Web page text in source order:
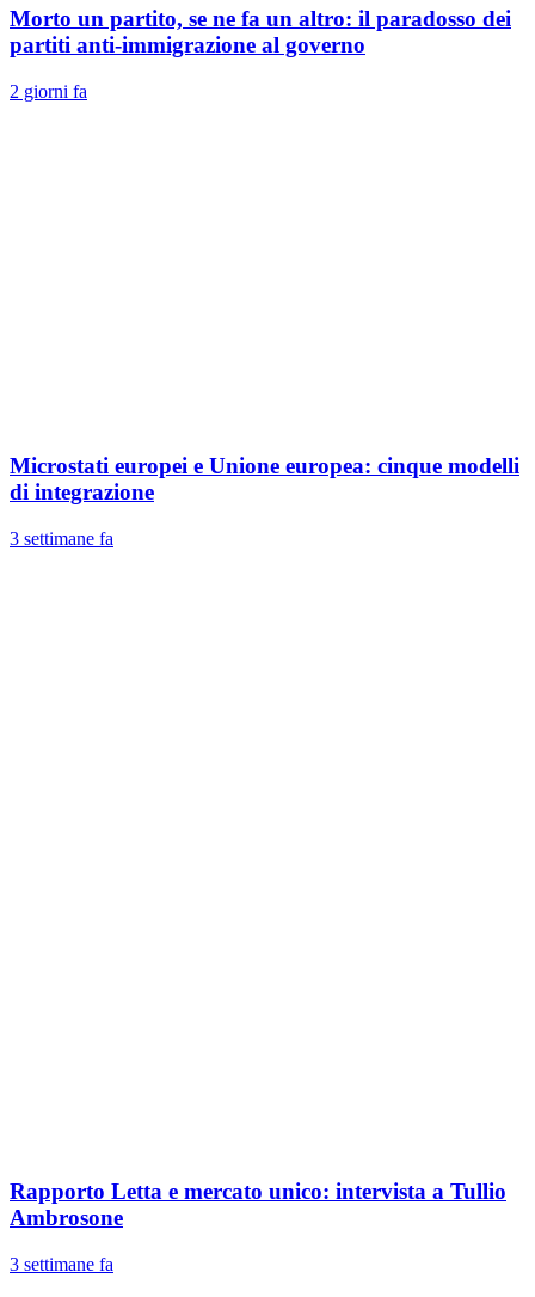
Morto un partito, se ne fa un altro: il paradosso dei
partiti anti-immigrazione al governo
2 giorni fa
Microstati europei e Unione europea: cinque modelli
di integrazione
3 settimane fa
Rapporto Letta e mercato unico: intervista a Tullio
Ambrosone
3 settimane fa